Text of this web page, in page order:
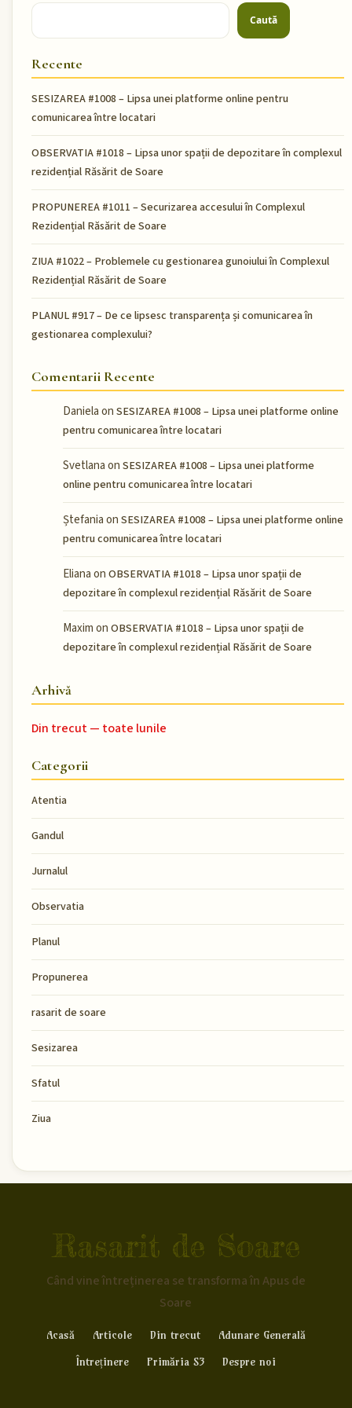
Caută
Recente
SESIZAREA #1008 – Lipsa unei platforme online pentru
comunicarea între locatari
OBSERVATIA #1018 – Lipsa unor spații de depozitare în complexul
rezidențial Răsărit de Soare
PROPUNEREA #1011 – Securizarea accesului în Complexul
Rezidențial Răsărit de Soare
ZIUA #1022 – Problemele cu gestionarea gunoiului în Complexul
Rezidențial Răsărit de Soare
PLANUL #917 – De ce lipsesc transparența și comunicarea în
gestionarea complexului?
Comentarii Recente
Danielaon SESIZAREA #1008 – Lipsa unei platforme online
pentru comunicarea între locatari
Svetlanaon SESIZAREA #1008 – Lipsa unei platforme
online pentru comunicarea între locatari
Ștefaniaon SESIZAREA #1008 – Lipsa unei platforme online
pentru comunicarea între locatari
Elianaon OBSERVATIA #1018 – Lipsa unor spații de
depozitare în complexul rezidențial Răsărit de Soare
Maximon OBSERVATIA #1018 – Lipsa unor spații de
depozitare în complexul rezidențial Răsărit de Soare
Arhivă
Din trecut — toate lunile
Categorii
Atentia
Gandul
Jurnalul
Observatia
Planul
Propunerea
rasarit de soare
Sesizarea
Sfatul
Ziua
Rasarit de Soare
Când vine întreținerea se transforma în Apus de
Soare
Acasă Articole Din trecut
Adunare Generală
Întreținere
Primăria S3 Despre noi